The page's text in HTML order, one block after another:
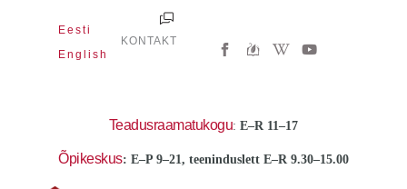
Eesti
English
KONTAKT
W
i
d
-
Y
o
Teadusraamatukogu:E–R 11–17
Õpikeskus: E–P 9–21, teeninduslett E–R 9.30–15.00